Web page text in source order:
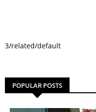
3/related/default
POPULAR POSTS